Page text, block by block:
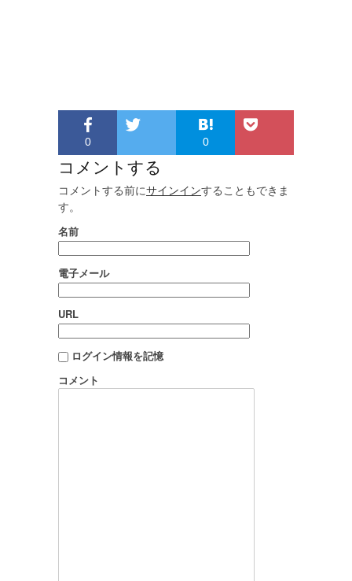
0 0
コメントする
コメントする前にサインインすることもできま
す。
名前
電子メール
URL
ログイン情報を記憶
コメント